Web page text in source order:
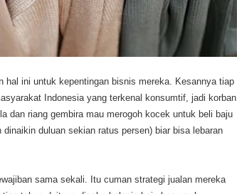
hal ini untuk kepentingan bisnis mereka. Kesannya tiap
Indonesia yang terkenal konsumtif, jadi korban
dan riang gembira mau merogoh kocek untuk beli baju
duluan sekian ratus persen) biar bisa lebaran
sama sekali. Itu cuman strategi jualan mereka